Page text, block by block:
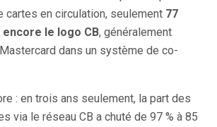
cartes en circulation, seulement 77
le logo CB, généralement
dans un système de co-
: en trois ans seulement, la part des
via le réseau CB a chuté de 97 % à 85